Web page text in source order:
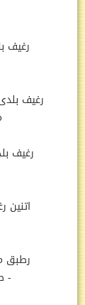
رغيف
رغيف
رغيف
اتنين
رطبق
-